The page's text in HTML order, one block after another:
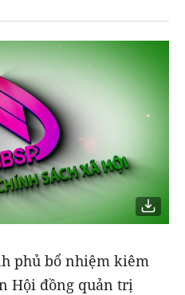
phủ bổ nhiệm kiêm
Hội đồng quản trị